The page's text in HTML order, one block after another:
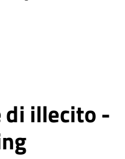
di illecito -